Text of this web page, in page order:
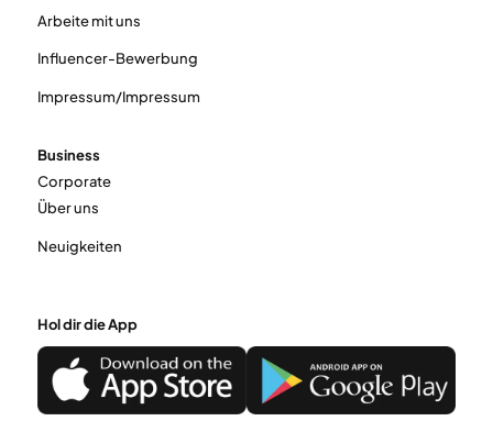
Arbeite mit uns
Influencer-Bewerbung
Impressum/Impressum
Business
Corporate
Über uns
Neuigkeiten
Hol dir die App